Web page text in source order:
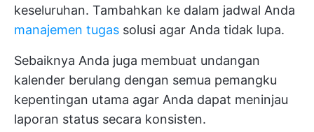
keseluruhan. Tambahkan ke dalam jadwal Anda
manajemen tugas solusi agar Anda tidak lupa.
Sebaiknya Anda juga membuat undangan
kalender berulang dengan semua pemangku
kepentingan utama agar Anda dapat meninjau
laporan status secara konsisten.